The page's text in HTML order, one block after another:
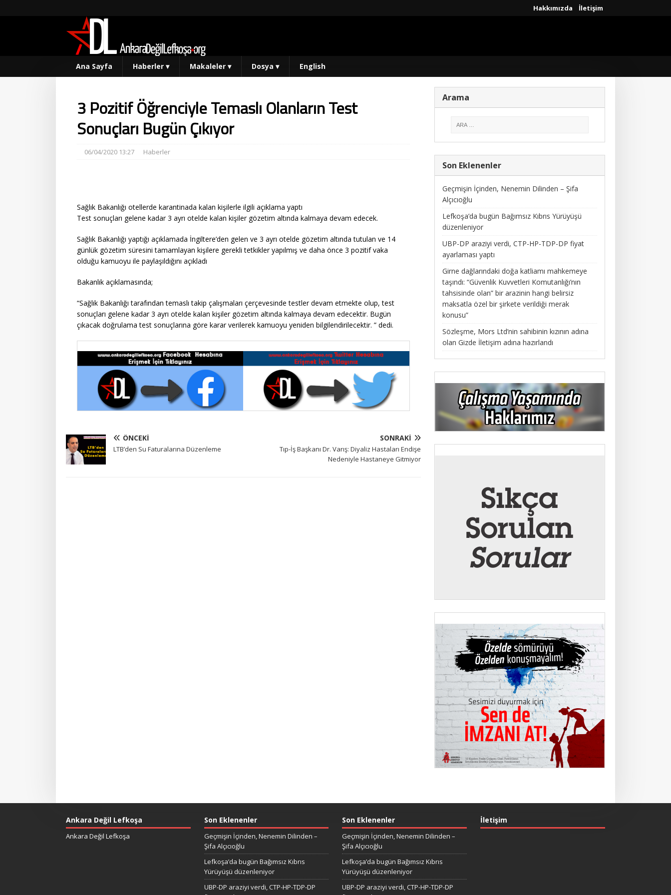
Hakkımızda İletişim
Ana Sayfa Haberler ▾ Makaleler ▾ Dosya ▾ English
3 Pozitif Öğrenciyle Temaslı Olanların Test
Sonuçları Bugün Çıkıyor
06/04/2020 13:27 Haberler
Sağlık Bakanlığı otellerde karantinada kalan kişilerle ilgili açıklama yaptı
Test sonuçları gelene kadar 3 ayrı otelde kalan kişiler gözetim altında kalmaya devam edecek.
Sağlık Bakanlığı yaptığı açıklamada İngiltere’den gelen ve 3 ayrı otelde gözetim altında tutulan ve 14
günlük gözetim süresini tamamlayan kişilere gerekli tetkikler yapılmış ve daha önce 3 pozitif vaka
olduğu kamuoyu ile paylaşıldığını açıkladı
Bakanlık açıklamasında;
“Sağlık Bakanlığı tarafından temaslı takip çalışmaları çerçevesinde testler devam etmekte olup, test
sonuçları gelene kadar 3 ayrı otelde kalan kişiler gözetim altında kalmaya devam edecektir. Bugün
çıkacak doğrulama test sonuçlarına göre karar verilerek kamuoyu yeniden bilgilendirilecektir. ” dedi.
ÖNCEKI
LTB’den Su Faturalarına Düzenleme
SONRAKI
Tıp-İş Başkanı Dr. Varış: Diyaliz Hastaları Endişe
Nedeniyle Hastaneye Gitmiyor
Arama
Son Eklenenler
Geçmişin İçinden, Nenemin Dilinden – Şifa
Alçıcıoğlu
Lefkoşa’da bugün Bağımsız Kıbrıs Yürüyüşü
düzenleniyor
UBP-DP araziyi verdi, CTP-HP-TDP-DP fiyat
ayarlaması yaptı
Girne dağlarındaki doğa katliamı mahkemeye
taşındı: “Güvenlik Kuvvetleri Komutanlığı’nın
tahsisinde olan” bir arazinin hangi belirsiz
maksatla özel bir şirkete verildiği merak
konusu”
Sözleşme, Mors Ltd’nin sahibinin kızının adına
olan Gizde İletişim adına hazırlandı
Ankara Değil Lefkoşa
Ankara Değil Lefkoşa
Son Eklenenler
Geçmişin İçinden, Nenemin Dilinden –
Şifa Alçıcıoğlu
Lefkoşa’da bugün Bağımsız Kıbrıs
Yürüyüşü düzenleniyor
UBP-DP araziyi verdi, CTP-HP-TDP-DP
Son Eklenenler
Geçmişin İçinden, Nenemin Dilinden –
Şifa Alçıcıoğlu
Lefkoşa’da bugün Bağımsız Kıbrıs
Yürüyüşü düzenleniyor
UBP-DP araziyi verdi, CTP-HP-TDP-DP
İletişim